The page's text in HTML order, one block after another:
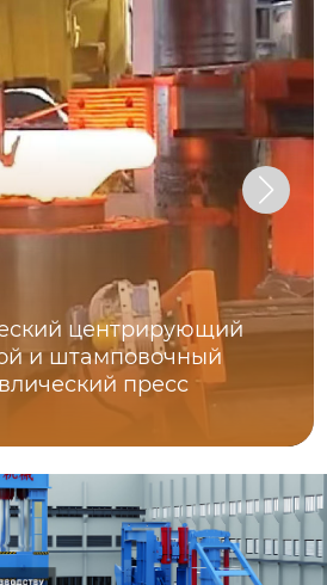
центрирующий
и штамповочный
пресс